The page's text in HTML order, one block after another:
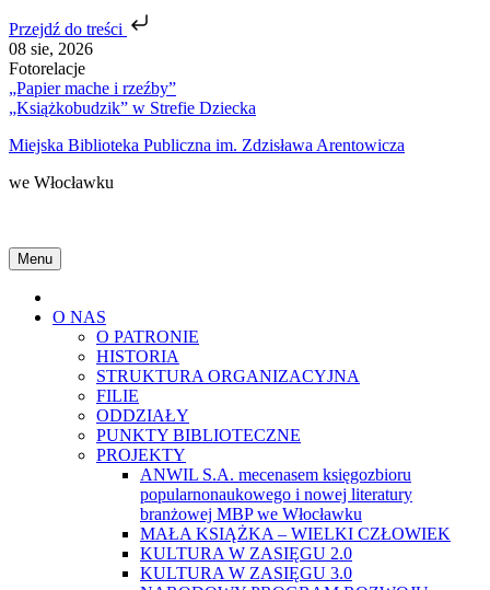
Przejdź do treści
Skip
to
content
08 sie, 2026
Fotorelacje
„Papier mache i rzeźby”
„Książkobudzik” w Strefie Dziecka
Miejska Biblioteka Publiczna im. Zdzisława Arentowicza
we Włocławku
Menu
O NAS
O PATRONIE
HISTORIA
STRUKTURA ORGANIZACYJNA
FILIE
ODDZIAŁY
PUNKTY BIBLIOTECZNE
PROJEKTY
ANWIL S.A. mecenasem księgozbioru
popularnonaukowego i nowej literatury
branżowej MBP we Włocławku
MAŁA KSIĄŻKA – WIELKI CZŁOWIEK
KULTURA W ZASIĘGU 2.0
KULTURA W ZASIĘGU 3.0